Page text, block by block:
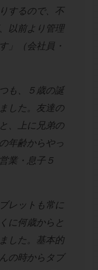
するので、不
以前より管理
」（会社員・
も、５歳の誕
した。友達の
、上に兄弟の
年齢からやっ
業・息子５
レットも常に
に何歳からと
した。基本的
の時からタブ